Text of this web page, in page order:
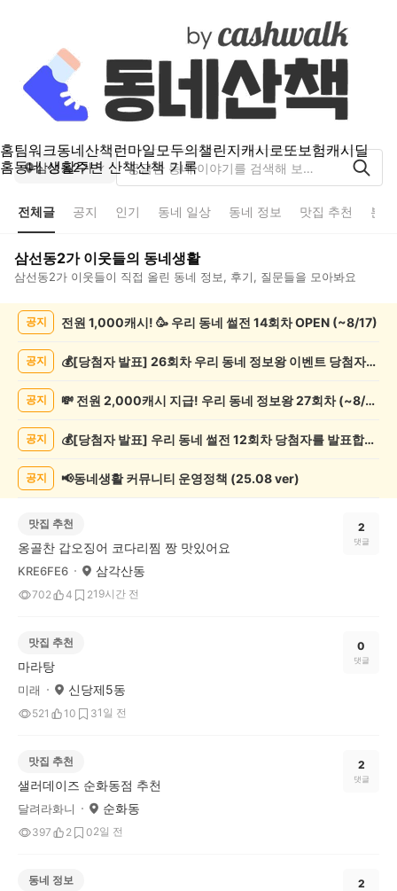
홈팀워크동네산책 런마일모두의챌린지캐시로또보험캐시딜
홈동네 생활주변 산책산책 기록
삼선동2가
전체글 공지 인기 동네 일상 동네 정보 맛집 추천 분
삼선동2가이웃들의 동네생활
삼선동2가 이웃들이 직접 올린 동네 정보, 후기, 질문들을 모아봐요
목
공지 전원 1,000캐시! 🥳 우리 동네 썰전 14회차 OPEN (~8/17)
공지 💰[당첨자 발표] 26회차 우리 동네 정보왕 이벤트 당첨자를 발표합니다!
공지 💸 전원 2,000캐시 지급! 우리 동네 정보왕 27회차 (~8/10)
공지 💰[당첨자 발표] 우리 동네 썰전 12회차 당첨자를 발표합니다!
공지 📢동네생활 커뮤니티 운영정책 (25.08 ver)
맛집 추천
옹골찬 갑오징어 코다리찜 짱 맛있어요
KRE6FE6 삼각산동
702 4 219시간 전
2
댓글
맛집 추천
마라탕
미래 신당제5동
521 10 31일 전
0
댓글
맛집 추천
샐러데이즈 순화동점 추천
달려라화니 순화동
397 2 02일 전
2
댓글
동네 정보 2